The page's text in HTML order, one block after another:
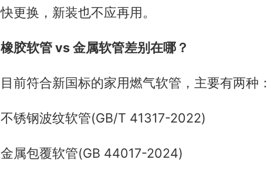
快更换，新装也不应再用。
橡胶软管 vs 金属软管差别在哪？
目前符合新国标的家用燃气软管，主要有两种：
不锈钢波纹软管(GB/T 41317-2022)
金属包覆软管(GB 44017-2024)